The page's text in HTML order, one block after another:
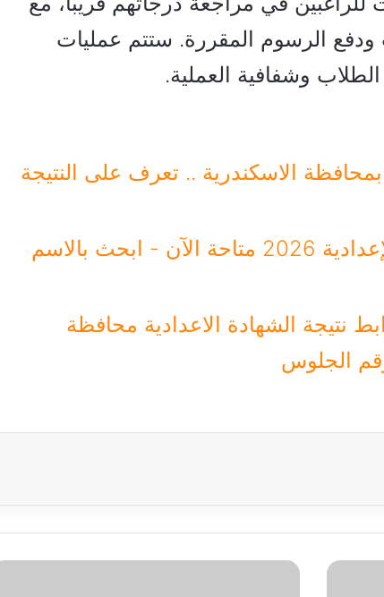
ودفع الرسوم المقررة. ستتم عمليات
وشفافية العملية.
بمحافظة الاسكندرية .. تعرف على النتيجة
نتائج امتحانات الشهادة الإعدادية 2026 متاحة الآن - ابحث بالاسم
الشهادة الاعدادية محافظة
تعادل